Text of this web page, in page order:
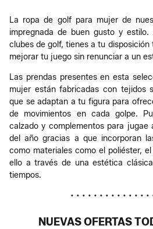
La ropa de golf para mujer de
impregnada de buen gusto y
clubes de golf, tienes a tu
mejorar tu juego sin renunciar a un
Las prendas presentes en esta
mujer están fabricadas con tejidos
que se adaptan a tu figura para
de movimientos en cada golpe.
calzado y complementos para jugae
del año gracias a que incorporan
como materiales como el poliéster,
ello a través de una estética
tiempos.
• • • • • • • • • • • • • •
NUEVAS OFERTAS